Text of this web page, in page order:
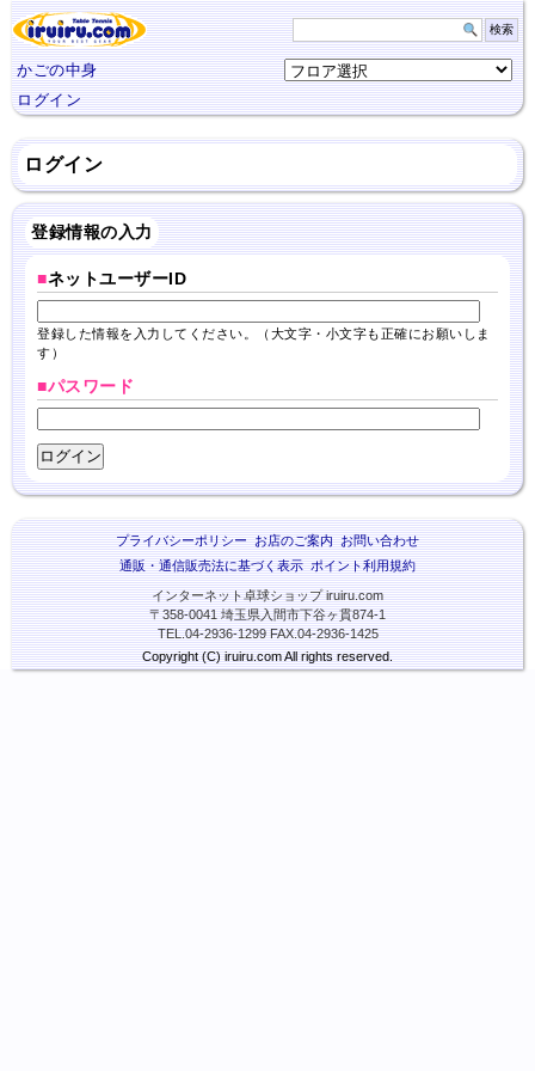
かごの中身
ログイン
ログイン
登録情報の入力
■ネットユーザーID
登録した情報を入力してください。（大文字・小文字も正確にお願いしま
す）
■パスワード
プライバシーポリシー お店のご案内 お問い合わせ
通販・通信販売法に基づく表示 ポイント利用規約
インターネット卓球ショップ iruiru.com
〒358-0041 埼玉県入間市下谷ヶ貫874-1
TEL.04-2936-1299 FAX.04-2936-1425
Copyright (C) iruiru.com All rights reserved.